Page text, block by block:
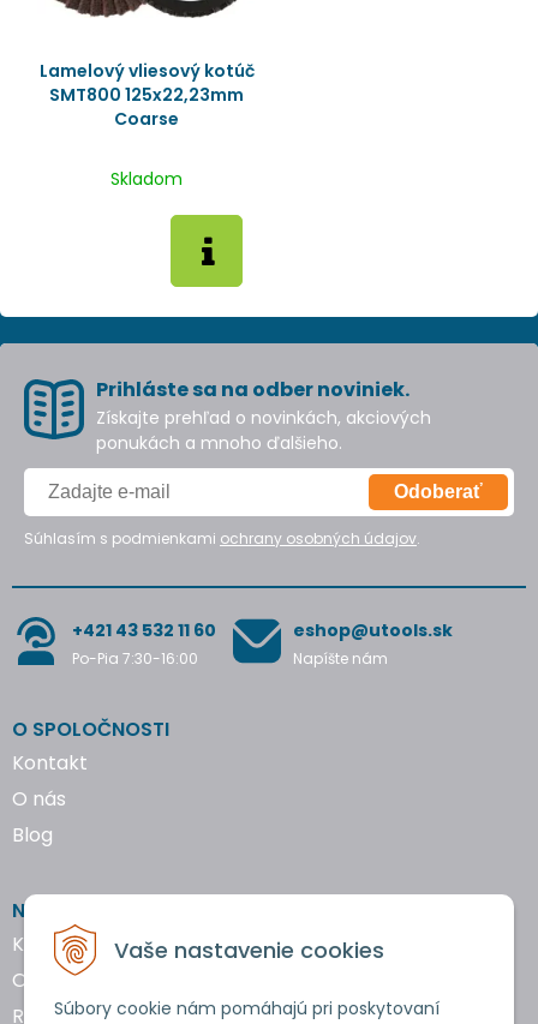
Vaše nastavenie cookies
Súbory cookie nám pomáhajú pri poskytovaní
Lamelový vliesový kotúč
SMT800 125x22,23mm
Coarse
Skladom
Prihláste sa na odber noviniek.
Získajte prehľad o novinkách, akciových
ponukách a mnoho ďalšieho.
Odoberať
Súhlasím s podmienkami ochrany osobných údajov.
+421 43 532 11 60
Po-Pia 7:30-16:00
eshop@utools.sk
Napíšte nám
O SPOLOČNOSTI
Kontakt
O nás
Blog
NAKUPOVANIE
Katalógy náradia
Obchodné podmienky
Reklamácie a vrátenie tovaru